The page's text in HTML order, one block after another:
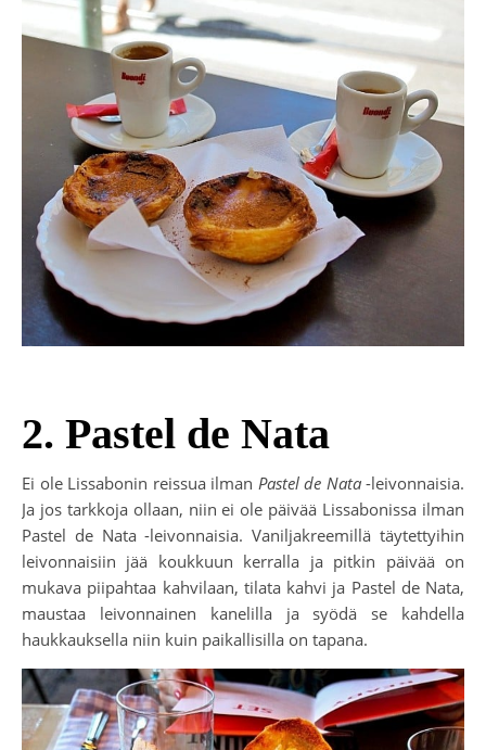
2. Pastel de Nata
Ei ole Lissabonin reissua ilman Pastel de Nata-leivonnaisia.
Ja jos tarkkoja ollaan, niin ei ole päivää Lissabonissa ilman
Pastel de Nata -leivonnaisia. Vaniljakreemillä täytettyihin
leivonnaisiin jää koukkuun kerralla ja pitkin päivää on
mukava piipahtaa kahvilaan, tilata kahvi ja Pastel de Nata,
maustaa leivonnainen kanelilla ja syödä se kahdella
haukkauksella niin kuin paikallisilla on tapana.